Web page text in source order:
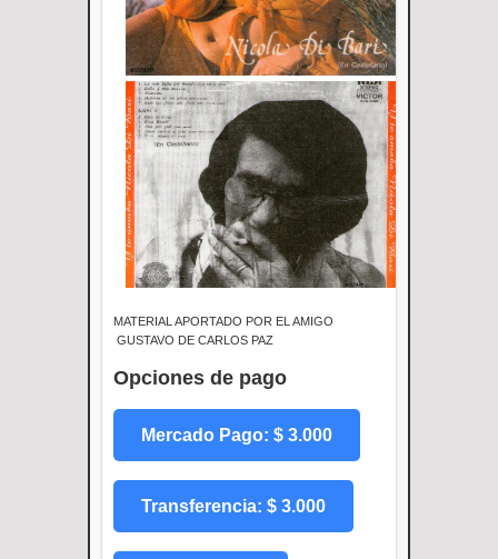
MATERIAL APORTADO POR EL AMIGO
GUSTAVO DE CARLOS PAZ
Opciones de pago
Mercado Pago: $ 3.000
Transferencia: $ 3.000